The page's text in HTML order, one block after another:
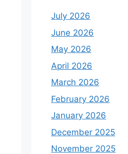
July 2026
June 2026
May 2026
April 2026
March 2026
February 2026
January 2026
December 2025
November 2025